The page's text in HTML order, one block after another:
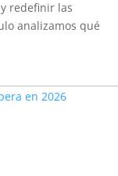
redefinir las
analizamos qué